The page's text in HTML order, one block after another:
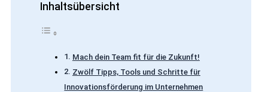
Inhaltsübersicht
Mach dein Team fit für die Zukunft!
Zwölf Tipps, Tools und Schritte für
Innovationsförderung im Unternehmen